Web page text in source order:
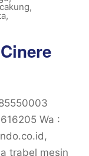
,
,
Wa :
trabel mesin